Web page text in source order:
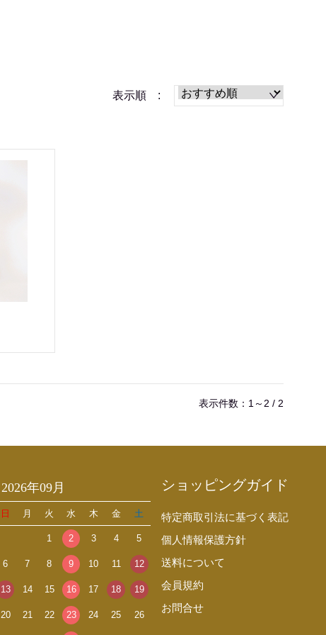
表示順 :
表示件数：1～2 / 2
2026年09月
日 月 火 水 木 金 土
1 2 3 4 5
6 7 8 9 10 11 12
13 14 15 16 17 18 19
20 21 22 23 24 25 26
ショッピングガイド
特定商取引法に基づく表記
個人情報保護方針
送料について
会員規約
お問合せ